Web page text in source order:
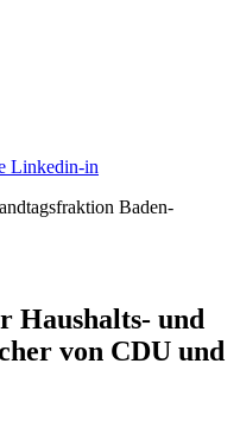
Linkedin-in
Haushalts- und
von CDU und